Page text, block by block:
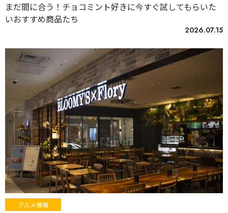
まだ間に合う！チョコミント好きに今すぐ試してもらいた
いおすすめ商品たち
2026.07.15
グルメ情報